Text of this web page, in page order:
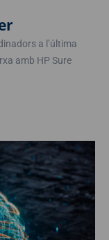
a l’última
amb HP Sure